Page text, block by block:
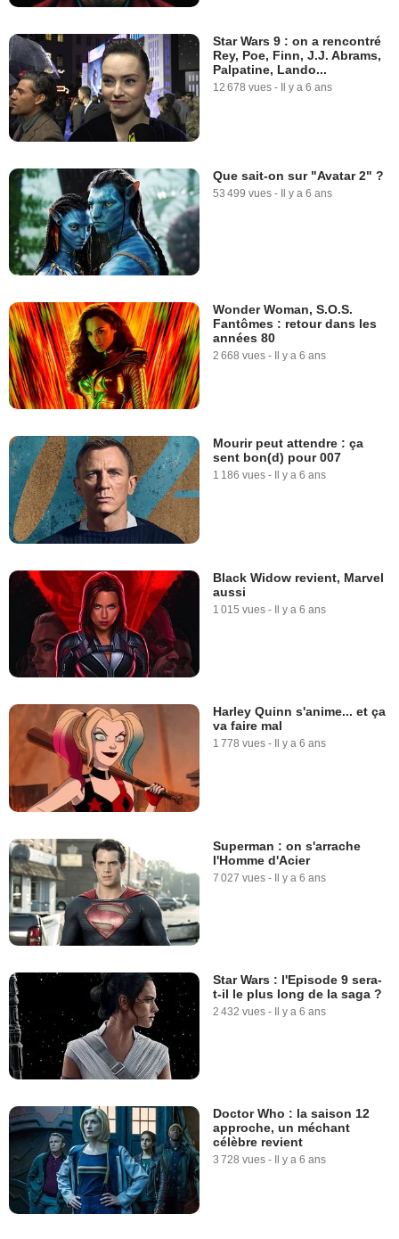
Star Wars 9 : on a rencontré
Rey, Poe, Finn, J.J. Abrams,
Palpatine, Lando...
12 678 vues - Il y a 6 ans
Que sait-on sur "Avatar 2" ?
53 499 vues - Il y a 6 ans
Wonder Woman, S.O.S.
Fantômes : retour dans les
années 80
2 668 vues - Il y a 6 ans
Mourir peut attendre : ça
sent bon(d) pour 007
1 186 vues - Il y a 6 ans
Black Widow revient, Marvel
aussi
1 015 vues - Il y a 6 ans
Harley Quinn s'anime... et ça
va faire mal
1 778 vues - Il y a 6 ans
Superman : on s'arrache
l'Homme d'Acier
7 027 vues - Il y a 6 ans
Star Wars : l'Episode 9 sera-
t-il le plus long de la saga ?
2 432 vues - Il y a 6 ans
Doctor Who : la saison 12
approche, un méchant
célèbre revient
3 728 vues - Il y a 6 ans